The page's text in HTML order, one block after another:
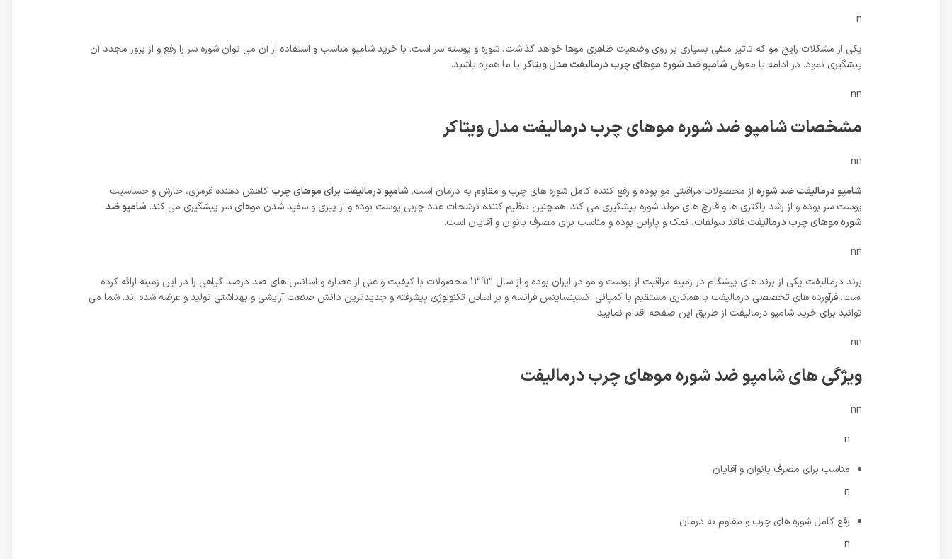
n
یکی از مشکلات رایج مو که تاثیر منفی بسیاری بر روی وضعیت ظاهری موها خواهد گذاشت، شوره و پوسته سر است. با خرید شامپو مناسب و استفاده از آن می توان شوره سر را رفع و از بروز مجدد آن
پیشگیری نمود. در ادامه با معرفی شامپو ضد شوره موهای چرب درمالیفت مدل ویتاکر با ما همراه باشید.
nn
مشخصات شامپو ضد شوره موهای چرب درمالیفت مدل ویتاکر
nn
شامپو درمالیفت ضد شوره از محصولات مراقبتی مو بوده و رفع کننده کامل شوره های چرب و مقاوم به درمان است. شامپو درمالیفت برای موهای چرب کاهش دهنده قرمزی، خارش و حساسیت
پوست سر بوده و از رشد باکتری ها و قارچ های مولد شوره پیشگیری می کند. همچنین تنظیم کننده ترشحات غدد چربی پوست بوده و از پیری و سفید شدن موهای سر پیشگیری می کند. شامپو ضد
شوره موهای چرب درمالیفت فاقد سولفات، نمک و پارابن بوده و مناسب برای مصرف بانوان و آقایان است.
nn
برند درمالیفت یکی از برند های پیشگام در زمینه مراقبت از پوست و مو در ایران بوده و از سال 1393 محصولات با کیفیت و غنی از عصاره و اسانس های صد درصد گیاهی را در این زمینه ارائه کرده
است. فرآورده های تخصصی درمالیفت با همکاری مستقیم با کمپانی اکسپنساینس فرانسه و بر اساس تکنولوژی پیشرفته و جدیدترین دانش صنعت آرایشی و بهداشتی تولید و عرضه شده اند. شما می
توانید برای خرید شامپو درمالیفت از طریق این صفحه اقدام نمایید.
nn
ویژگی های شامپو ضد شوره موهای چرب درمالیفت
nn
n
مناسب برای مصرف بانوان و آقایان
n
رفع کامل شوره های چرب و مقاوم به درمان
n